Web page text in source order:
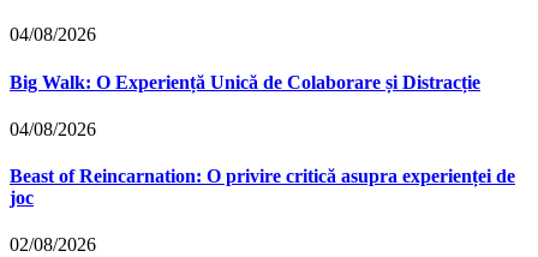
04/08/2026
Big Walk: O Experiență Unică de Colaborare și Distracție
04/08/2026
Beast of Reincarnation: O privire critică asupra experienței de
joc
02/08/2026